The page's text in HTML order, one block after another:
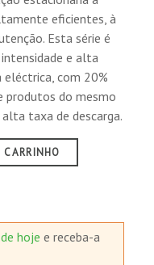
eficientes, à
Esta série é
e alta
eléctrica, com 20%
produtos do mesmo
taxa de descarga.
hojee receba-a
aéreo.
27 de MG como
a transporte
"carga seca" 49
terrestre.
de emergência.
de